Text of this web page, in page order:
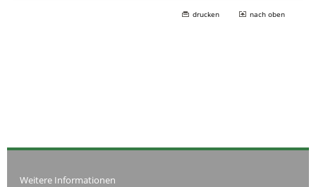
drucken nach oben
Weitere Informationen